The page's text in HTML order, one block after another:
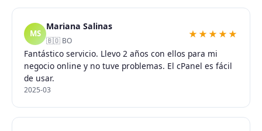
MS
Mariana Salinas
🇧🇴 BO
★★★★★
Fantástico servicio. Llevo 2 años con ellos para mi
negocio online y no tuve problemas. El cPanel es fácil
de usar.
2025-03